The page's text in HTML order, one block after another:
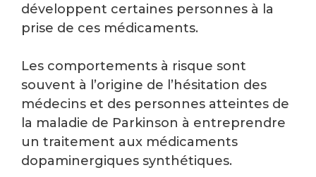
développent certaines personnes à la
prise de ces médicaments.
Les comportements à risque sont
souvent à l’origine de l’hésitation des
médecins et des personnes atteintes de
la maladie de Parkinson à entreprendre
un traitement aux médicaments
dopaminergiques synthétiques.